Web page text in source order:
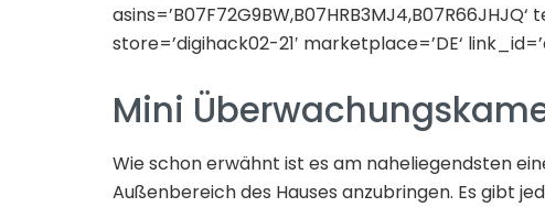
store=’digihack02-21′ marketplace=’DE‘
Mini
Wie schon erwähnt ist es am naheliegendsten
Außenbereich des Hauses anzubringen. Es gibt